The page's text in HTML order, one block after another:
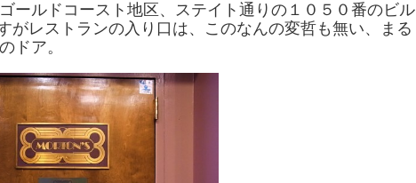
ールドコースト地区、ステイト通りの１０５０番のビル
がレストランの入り口は、このなんの変哲も無い、まる
ドア。